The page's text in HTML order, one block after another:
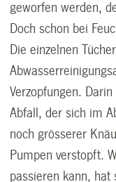
geworfen werden,
Doch schon bei
Die einzelnen
Verzopfungen.
Abfall, der sich im
noch grösserer
Pumpen verstopft.
passieren kann,